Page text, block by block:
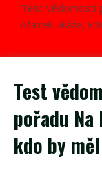
Test vědomostí
otázek ukáže,
Test
pořadu
kdo by